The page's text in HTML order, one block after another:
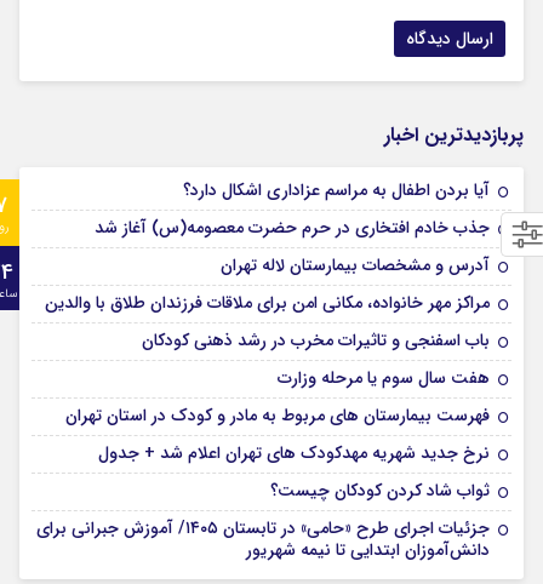
پربازدیدترین اخبار
آیا بردن اطفال به مراسم عزادارى اشکال دارد؟
جذب خادم افتخاری در حرم حضرت معصومه(س) آغاز شد
آدرس و مشخصات بیمارستان لاله تهران
مراکز مهر خانواده، مکانی امن برای ملاقات فرزندان طلاق با والدین
باب اسفنجی و تاثیرات مخرب در رشد ذهنی کودکان
هفت سال سوم یا مرحله وزارت
فهرست بیمارستان های مربوط به مادر و کودک در استان تهران
نرخ جدید شهریه مهدکودک های تهران اعلام شد + جدول
ثواب شاد کردن کودکان چیست؟
جزئیات اجرای طرح «حامی» در تابستان ۱۴۰۵/ آموزش جبرانی برای
دانش‌آموزان ابتدایی تا نیمه شهریور